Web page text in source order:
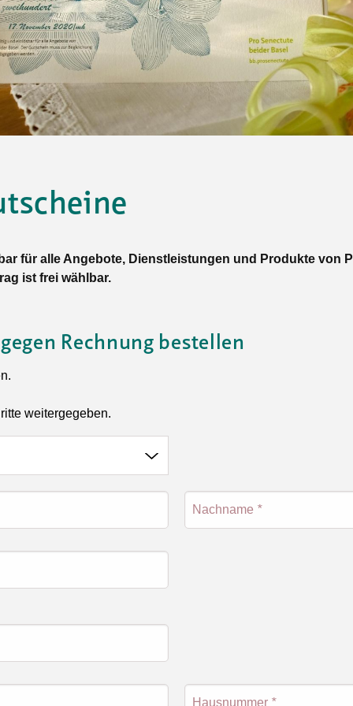
Wassersport
AGB
für alle Angebote, Dienstleistungen und Produkte von
ist frei wählbar.
Rechnung bestellen
weitergegeben.
Nachname *
Hausnummer *